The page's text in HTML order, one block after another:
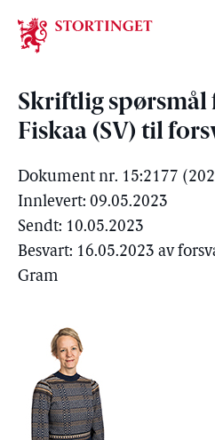
Stortinget.no
Skriftlig spørsmål
Fiskaa (SV) til
Dokument nr. 15:2177
Innlevert: 09.05.2023
Sendt: 10.05.2023
Besvart: 16.05.2023 av
Gram